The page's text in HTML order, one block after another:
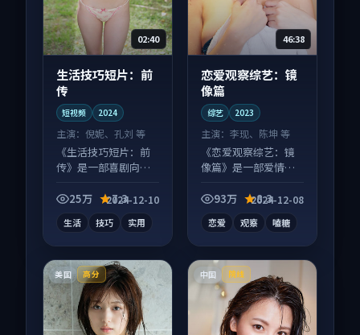
02:40
生活技巧短片：前
传
短视频 2024
主演： 倪妮、孔刘 等
《生活技巧短片：前
传》是一部喜剧向短
发酵，适合周末一口
25万 7.3
2024-12-10
生活 技巧 实用
46:38
恋爱观察综艺：镜
像篇
综艺 2023
主演：李现、陈坤 等
《恋爱观察综艺：镜
像篇》是一部爱情向
并行，细节值得二刷
93万 8.3
2024-12-08
恋爱 观察 嗑糖
美国 高分 中国 院线